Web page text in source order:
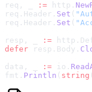
req, _ := http.
req.Header. Set (
req.Header. Set (
resp, _
:=
defer resp.Body.
data, _
:= io.
fmt. Println ( string